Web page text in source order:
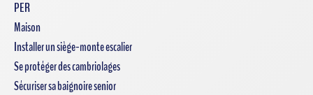
PER
Maison
Installer un siège-monte escalier
Se protéger des cambriolages
Sécuriser sa baignoire senior